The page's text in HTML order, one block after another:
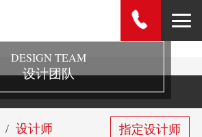
DESIGN TEAM
设计团队
设计师 指定设计师